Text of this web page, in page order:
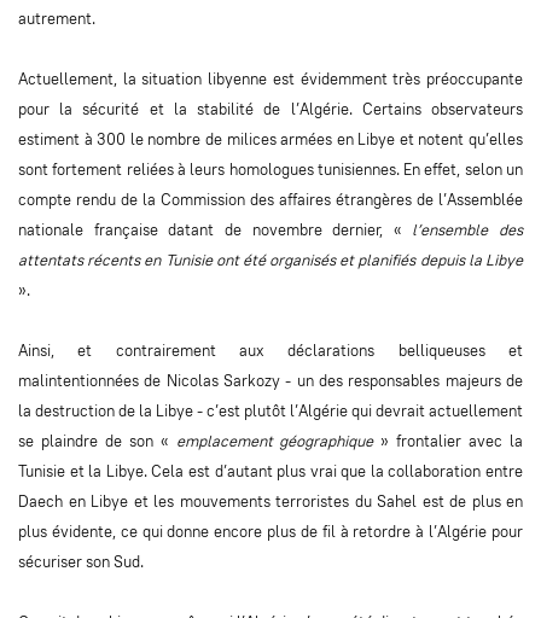
autrement.
Actuellement, la situation libyenne est évidemment très préoccupante
pour la sécurité et la stabilité de l’Algérie. Certains observateurs
estiment à 300 le nombre de milices armées en Libye et notent qu’elles
sont fortement reliées à leurs homologues tunisiennes. En effet, selon un
compte rendu de la Commission des affaires étrangères de l’Assemblée
nationale française datant de novembre dernier, « l’ensemble des
attentats récents en Tunisie ont été organisés et planifiés depuis la Libye
».
Ainsi, et contrairement aux déclarations belliqueuses et
malintentionnées de Nicolas Sarkozy - un des responsables majeurs de
la destruction de la Libye - c’est plutôt l’Algérie qui devrait actuellement
se plaindre de son « emplacement géographique» frontalier avec la
Tunisie et la Libye. Cela est d’autant plus vrai que la collaboration entre
Daech en Libye et les mouvements terroristes du Sahel est de plus en
plus évidente, ce qui donne encore plus de fil à retordre à l’Algérie pour
sécuriser son Sud.